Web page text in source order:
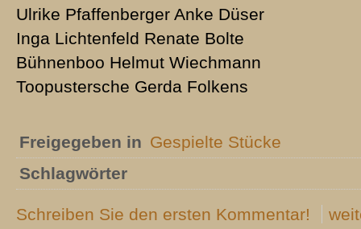
Ulrike Pfaffenberger Anke Düser
Inga Lichtenfeld Renate Bolte
Bühnenboo Helmut Wiechmann
Toopustersche Gerda Folkens
Freigegeben in Gespielte Stücke
Schlagwörter
Schreiben Sie den ersten Kommentar!